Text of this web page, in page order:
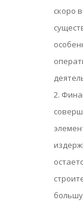
скоро
2.